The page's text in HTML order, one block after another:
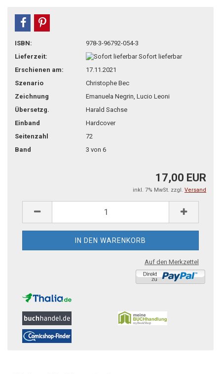
teilen
ISBN:
978-3-96792-054-3
Lieferzeit:
Sofort lieferbar
Erschienen am:
17.11.2021
Szenario
Christophe Bec
Zeichnung
Emanuela Negrin, Lucio Leoni
Übersetzg.
Harald Sachse
Einband
Hardcover
Seitenzahl
72
Band
3 von 6
17,00 EUR
inkl. 7% MwSt. zzgl. Versand
Auf den Merkzettel